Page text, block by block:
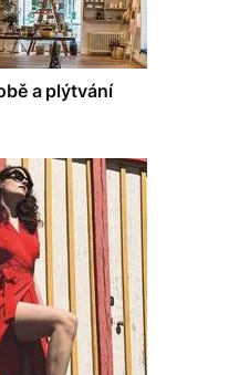
a plýtvání